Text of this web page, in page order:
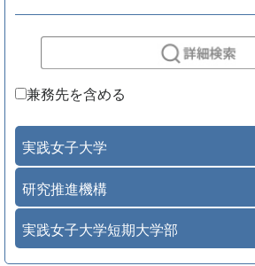
兼務先を含める
実践女子大学
研究推進機構
実践女子大学短期大学部